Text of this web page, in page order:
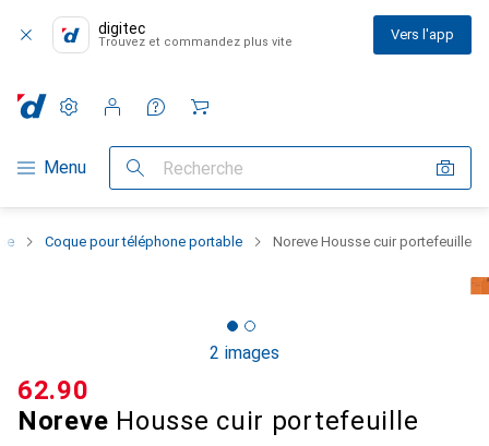
digitec
Trouvez et commandez plus vite Vers l'app
Navigation par catégorie
Menu Recherche
Paramètres
Compte client
Listes de comparaison
Listes d'envies
Panier
Coque pour téléphone portable Noreve Housse cuir portefeuille
2 images
Noreve Housse cuir portefeuille
CHF
62.90